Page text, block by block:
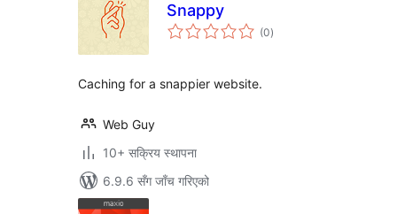
Snappy
(0कुल
रेटिङ्गहरू
)
Caching for a snappier website.
Web Guy
10+ सक्रिय स्थापना
6.9.6 सँग जाँच गरिएको